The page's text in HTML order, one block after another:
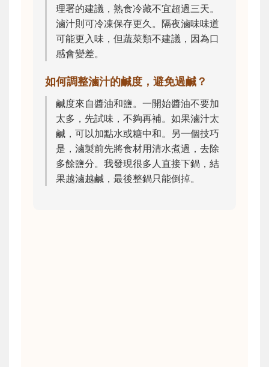
理署的建議，熟食冷藏不宜超過三天。
滷汁則可冷凍保存更久。隔夜滷味味道
可能更入味，但蔬菜類不建議，因為口
感會變差。
如何調整滷汁的鹹度，避免過鹹？
鹹度來自醬油和鹽。一開始醬油不要加
太多，先試味，不夠再補。如果滷汁太
鹹，可以加點水或糖中和。另一個技巧
是，滷製前先將食材用清水煮過，去除
多餘鹽分。我發現很多人直接下鍋，結
果越滷越鹹，最後整鍋只能倒掉。